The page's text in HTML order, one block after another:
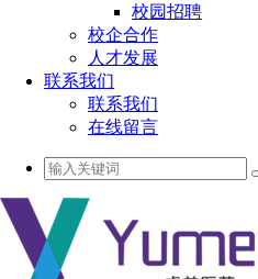
校园招聘
校企合作
人才发展
联系我们
联系我们
在线留言